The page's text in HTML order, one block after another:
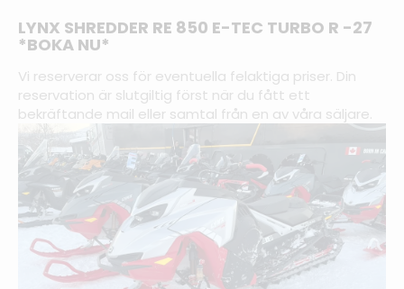
LYNX SHREDDER RE 850 E-TEC TURBO R -27
*BOKA NU*
Vi reserverar oss för eventuella felaktiga priser. Din
reservation är slutgiltig först när du fått ett
bekräftande mail eller samtal från en av våra säljare.